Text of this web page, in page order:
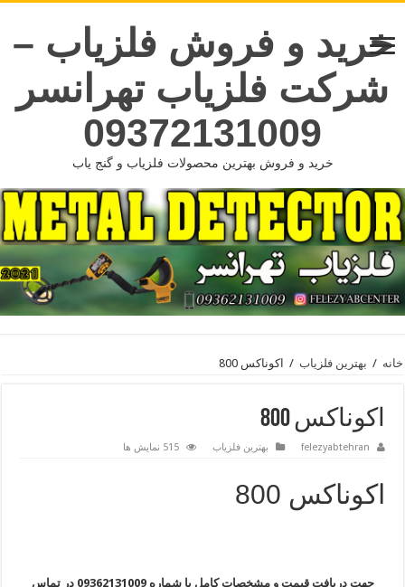
خرید و فروش فلزیاب –
شرکت فلزیاب تهرانسر
09372131009
خرید و فروش بهترین محصولات فلزیاب و گنج یاب
خانه / بهترین فلزیاب / اکوناکس 800
اکوناکس 800
felezyabtehran بهترین فلزیاب 515 نمایش ها
اکوناکس 800
جهت دریافت قیمت و مشخصات کامل با شماره 09362131009 در تماس